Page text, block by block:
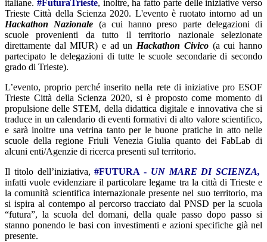
italiane. #FuturaTrieste, inoltre, ha fatto parte delle iniziative verso
Trieste Città della Scienza 2020. L'evento è ruotato intorno ad un
Hackathon Nazionale (a cui hanno preso parte delegazioni di
scuole provenienti da tutto il territorio nazionale selezionate
direttamente dal MIUR) e ad un Hackathon Civico(a cui hanno
partecipato le delegazioni di tutte le scuole secondarie di secondo
grado di Trieste).
L’evento, proprio perché inserito nella rete di iniziative pro ESOF
Trieste Città della Scienza 2020, si è proposto come momento di
propulsione delle STEM, della didattica digitale e innovativa che si
traduce in un calendario di eventi formativi di alto valore scientifico,
e sarà inoltre una vetrina tanto per le buone pratiche in atto nelle
scuole della regione Friuli Venezia Giulia quanto dei FabLab di
alcuni enti/Agenzie di ricerca presenti sul territorio.
Il titolo dell’iniziativa,#FUTURA - UN MARE DI SCIENZA,
infatti vuole evidenziare il particolare legame tra la città di Trieste e
la comunità scientifica internazionale presente nel suo territorio, ma
si ispira al contempo al percorso tracciato dal PNSD per la scuola
“futura”, la scuola del domani, della quale passo dopo passo si
stanno ponendo le basi con investimenti e azioni specifiche già nel
presente.